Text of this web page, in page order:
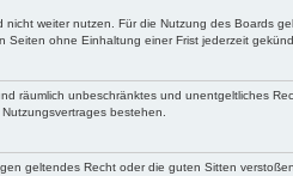
weiter nutzen. Für die Nutzung des Boards
ohne Einhaltung einer Frist jederzeit
räumlich unbeschränktes und unentgeltliches
bestehen.
geltendes Recht oder die guten Sitten